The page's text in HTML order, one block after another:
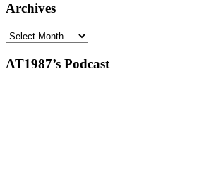
Archives
Archives
AT1987’s Podcast